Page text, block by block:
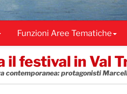
Funzioni Aree Tematiche
il festival in Val
contemporanea: protagonisti